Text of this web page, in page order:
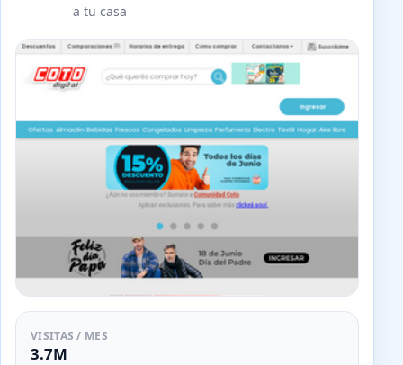
a tu casa
VISITAS / MES
3.7M